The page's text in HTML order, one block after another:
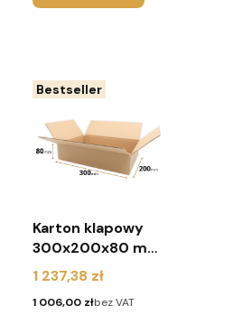
Bestseller
Karton klapowy
300x200x80 mm
(paleta 1800
sztuk)
Cena
1 237,38 zł
Cena
1 006,00 złbez VAT